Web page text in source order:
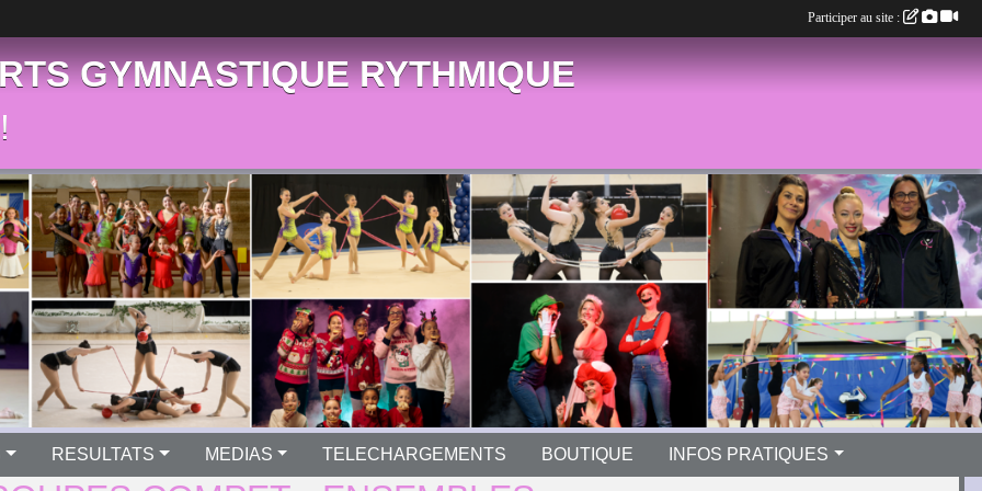
GYMNASTIQUE RYTHMIQUE
RESULTATS MEDIAS TELECHARGEMENTS BOUTIQUE INFOS PRATIQUES
Participer au site :